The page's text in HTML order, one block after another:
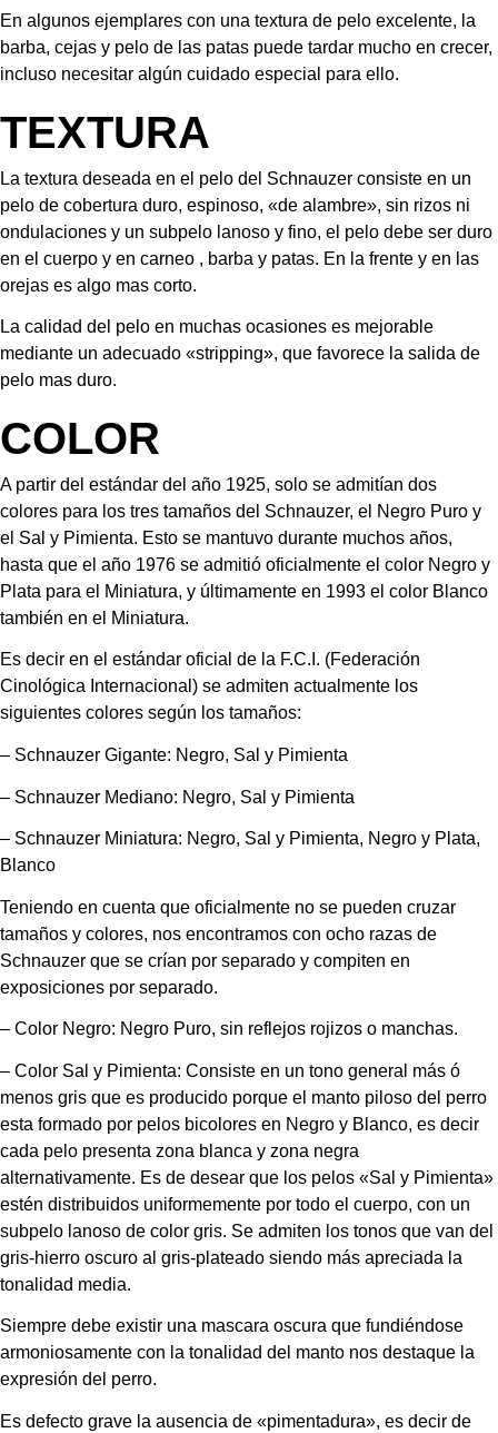
En algunos ejemplares con una textura de pelo excelente, la
barba, cejas y pelo de las patas puede tardar mucho en crecer,
incluso necesitar algún cuidado especial para ello.
TEXTURA
La textura deseada en el pelo del Schnauzer consiste en un
pelo de cobertura duro, espinoso, «de alambre», sin rizos ni
ondulaciones y un subpelo lanoso y fino, el pelo debe ser duro
en el cuerpo y en carneo , barba y patas. En la frente y en las
orejas es algo mas corto.
La calidad del pelo en muchas ocasiones es mejorable
mediante un adecuado «stripping», que favorece la salida de
pelo mas duro.
COLOR
A partir del estándar del año 1925, solo se admitían dos
colores para los tres tamaños del Schnauzer, el Negro Puro y
el Sal y Pimienta. Esto se mantuvo durante muchos años,
hasta que el año 1976 se admitió oficialmente el color Negro y
Plata para el Miniatura, y últimamente en 1993 el color Blanco
también en el Miniatura.
Es decir en el estándar oficial de la F.C.I. (Federación
Cinológica Internacional) se admiten actualmente los
siguientes colores según los tamaños:
– Schnauzer Gigante: Negro, Sal y Pimienta
– Schnauzer Mediano: Negro, Sal y Pimienta
– Schnauzer Miniatura: Negro, Sal y Pimienta, Negro y Plata,
Blanco
Teniendo en cuenta que oficialmente no se pueden cruzar
tamaños y colores, nos encontramos con ocho razas de
Schnauzer que se crían por separado y compiten en
exposiciones por separado.
– Color Negro: Negro Puro, sin reflejos rojizos o manchas.
– Color Sal y Pimienta: Consiste en un tono general más ó
menos gris que es producido porque el manto piloso del perro
esta formado por pelos bicolores en Negro y Blanco, es decir
cada pelo presenta zona blanca y zona negra
alternativamente. Es de desear que los pelos «Sal y Pimienta»
estén distribuidos uniformemente por todo el cuerpo, con un
subpelo lanoso de color gris. Se admiten los tonos que van del
gris-hierro oscuro al gris-plateado siendo más apreciada la
tonalidad media.
Siempre debe existir una mascara oscura que fundiéndose
armoniosamente con la tonalidad del manto nos destaque la
expresión del perro.
Es defecto grave la ausencia de «pimentadura», es decir de